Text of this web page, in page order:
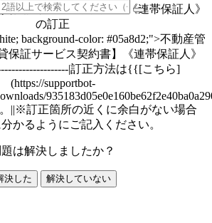
貸保証サービス契約書】《連帯保証人》
の訂正
background-color: #05a8d2;">不動産管
保証サービス契約書】《連帯保証人》
|訂正方法は{{[こちら]
(https://supportbot-
||※訂正箇所の近くに余白がない場合
かるようにご記入ください。
題は解決しましたか？
決した 解決していない